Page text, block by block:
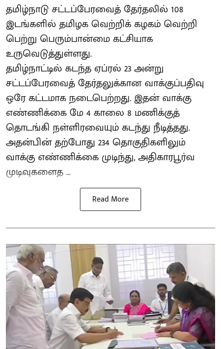
தமிழ்நாடு சட்டப்பேரவைத் தேர்தலில் 108
இடங்களில் தமிழக வெற்றிக் கழகம் வெற்றி
பெற்று பெரும்பான்மை கட்சியாக
உருவெடுத்துள்ளது.
தமிழ்நாட்டில் கடந்த ஏப்ரல் 23 அன்று
சட்டப்பேரவைத் தேர்தலுக்கான வாக்குப்பதிவு
ஒரே கட்டமாக நடைபெற்றது. இதன் வாக்கு
எண்ணிக்கை மே 4 காலை 8 மணிக்குத்
தொடங்கி நள்ளிரவையும் கடந்து நீடித்தது.
அதன்பின் தற்போது 234 தொகுதிகளிலும்
வாக்கு எண்ணிக்கை முடிந்து, அதிகாரபூர்வ
முடிவுகளைத ...
Read More